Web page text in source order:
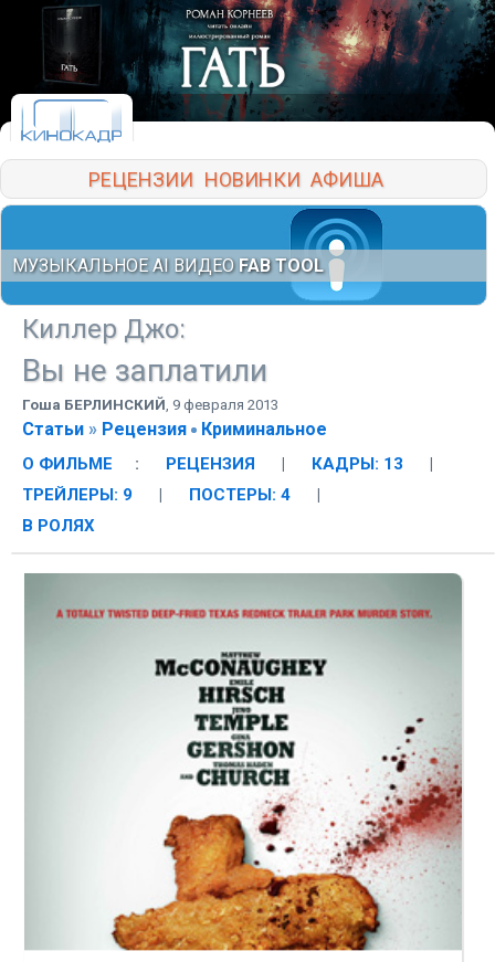
РЕЦЕНЗИИ НОВИНКИ АФИША
МУЗЫКАЛЬНОЕ AI ВИДЕО FAB TOOL
Киллер Джо:
Вы не заплатили
Гоша БЕРЛИНСКИЙ, 9 февраля 2013
Статьи » Рецензия Криминальное
О ФИЛЬМЕ : РЕЦЕНЗИЯ | КАДРЫ: 13
|
ТРЕЙЛЕРЫ: 9
| ПОСТЕРЫ: 4
|
В РОЛЯХ